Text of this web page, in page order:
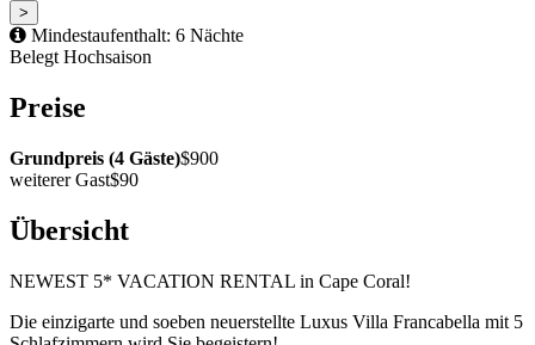
>
Mindestaufenthalt: 6 Nächte
Belegt Hochsaison
Preise
Grundpreis (4 Gäste)$900
weiterer Gast$90
Übersicht
NEWEST 5* VACATION RENTAL in Cape Coral!
Die einzigarte und soeben neuerstellte Luxus Villa Francabella mit 5